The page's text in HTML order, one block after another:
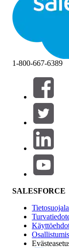
Suodattimet (0)
VALITSE
Tuotealue
Ominaisuuden
1-800-667-6389
SALESFORCE